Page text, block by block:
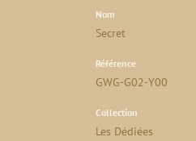
Nom
Secret
Référence
GWG-G02-Y00
Collection
Les Dédiées